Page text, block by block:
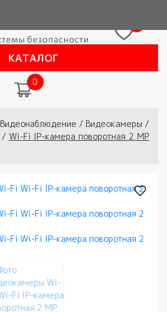
КАТАЛОГ
0
Видеонаблюдение / Видеокамеры /
/ Wi-Fi IP-камера поворотная 2 МР